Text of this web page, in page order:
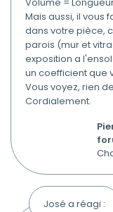
Volume =
Mais aussi, il vous
dans votre pièce,
parois (mur et
exposition a
un coefficient que
Vous voyez, rien
Cordialement.
José a réagi :